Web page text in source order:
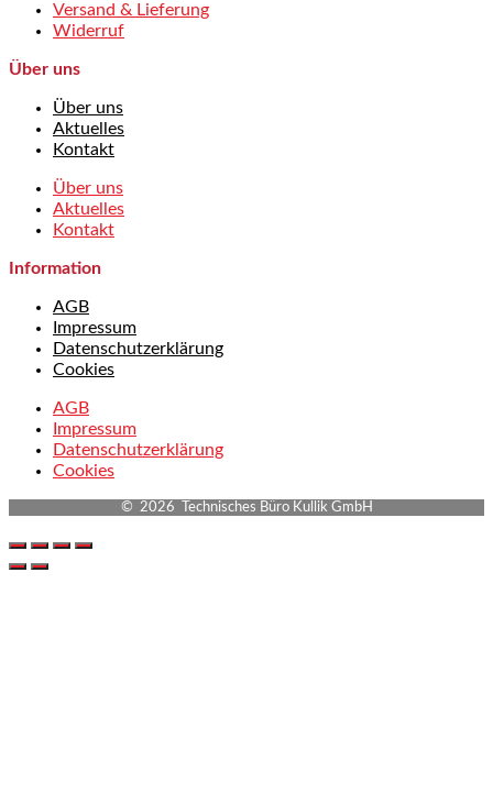
Versand & Lieferung
Widerruf
Über uns
Über uns
Aktuelles
Kontakt
Über uns
Aktuelles
Kontakt
Information
AGB
Impressum
Datenschutzerklärung
Cookies
AGB
Impressum
Datenschutzerklärung
Cookies
© 2026 Technisches Büro Kullik GmbH